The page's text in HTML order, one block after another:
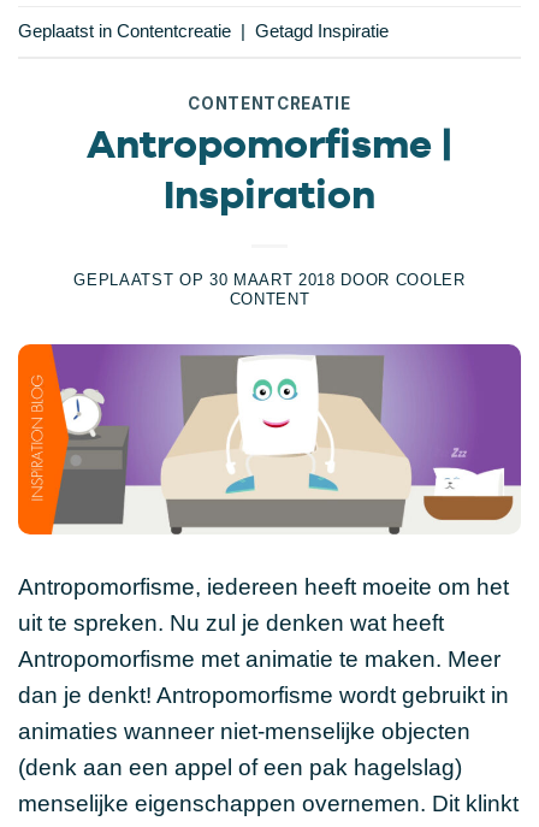
Geplaatst in Contentcreatie | Getagd Inspiratie
CONTENTCREATIE
Antropomorfisme |
Inspiration
GEPLAATST OP 30 MAART 2018 DOOR COOLER
CONTENT
Antropomorfisme, iedereen heeft moeite om het
uit te spreken. Nu zul je denken wat heeft
Antropomorfisme met animatie te maken. Meer
dan je denkt! Antropomorfisme wordt gebruikt in
animaties wanneer niet-menselijke objecten
(denk aan een appel of een pak hagelslag)
menselijke eigenschappen overnemen. Dit klinkt